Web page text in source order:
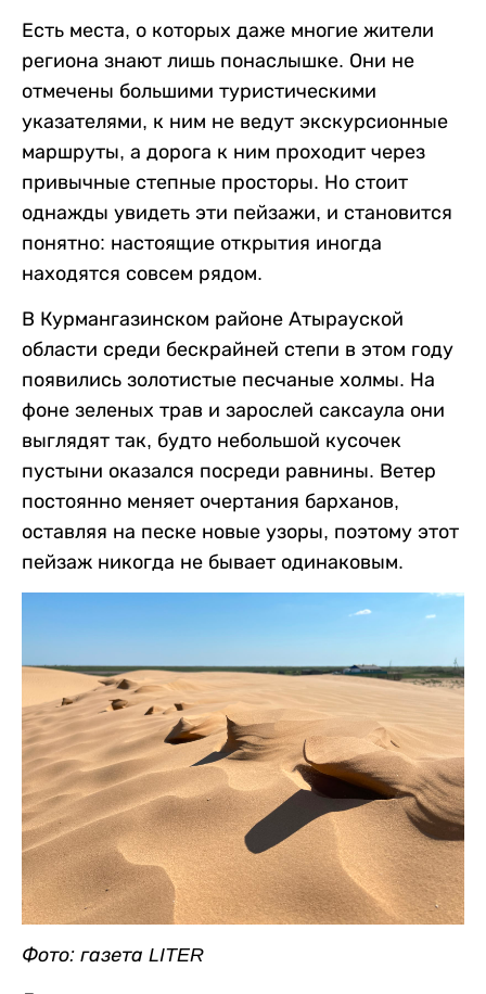
Есть места, о которых даже многие жители
региона знают лишь понаслышке. Они не
отмечены большими туристическими
указателями, к ним не ведут экскурсионные
маршруты, а дорога к ним проходит через
привычные степные просторы. Но стоит
однажды увидеть эти пейзажи, и становится
понятно: настоящие открытия иногда
находятся совсем рядом.
В Курмангазинском районе Атырауской
области среди бескрайней степи в этом году
появились золотистые песчаные холмы. На
фоне зеленых трав и зарослей саксаула они
выглядят так, будто небольшой кусочек
пустыни оказался посреди равнины. Ветер
постоянно меняет очертания барханов,
оставляя на песке новые узоры, поэтому этот
пейзаж никогда не бывает одинаковым.
Фото: газета LITER